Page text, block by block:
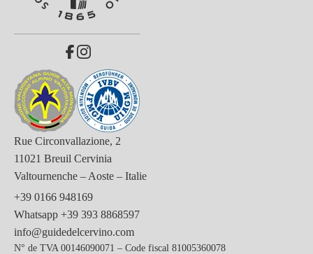
Rue Circonvallazione, 2
11021 Breuil Cervinia
Valtournenche – Aoste – Italie
+39 0166 948169
Whatsapp +39 393 8868597
info@guidedelcervino.com
N° de TVA 00146090071 – Code fiscal 81005360078